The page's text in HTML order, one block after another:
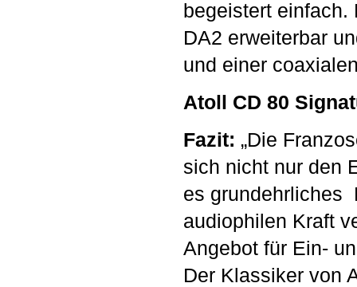
begeistert einfach.
DA2 erweiterbar
und einer
Atoll CD 80
Fazit: „Die
sich nicht nur den
es grundehrliches
audiophilen Kraft
Angebot für Ein-
Der Klassiker von